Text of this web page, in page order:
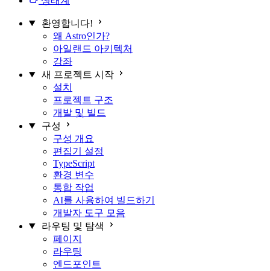
환영합니다!
왜 Astro인가?
아일랜드 아키텍처
강좌
새 프로젝트 시작
설치
프로젝트 구조
개발 및 빌드
구성
구성 개요
편집기 설정
TypeScript
환경 변수
통합 작업
AI를 사용하여 빌드하기
개발자 도구 모음
라우팅 및 탐색
페이지
라우팅
엔드포인트